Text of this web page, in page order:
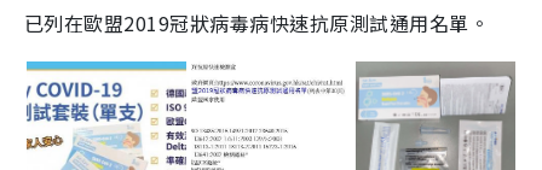
已列在歐盟2019冠狀病毒病快速抗原測試通用名單。